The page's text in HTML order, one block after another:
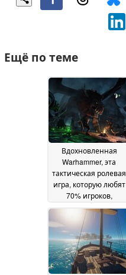
Ещё по теме
Вдохновленная
Warhammer, эта
тактическая ролевая
игра, которую любят
70% игроков,
продается со
скидкой 90% в Steam
23 May 2026